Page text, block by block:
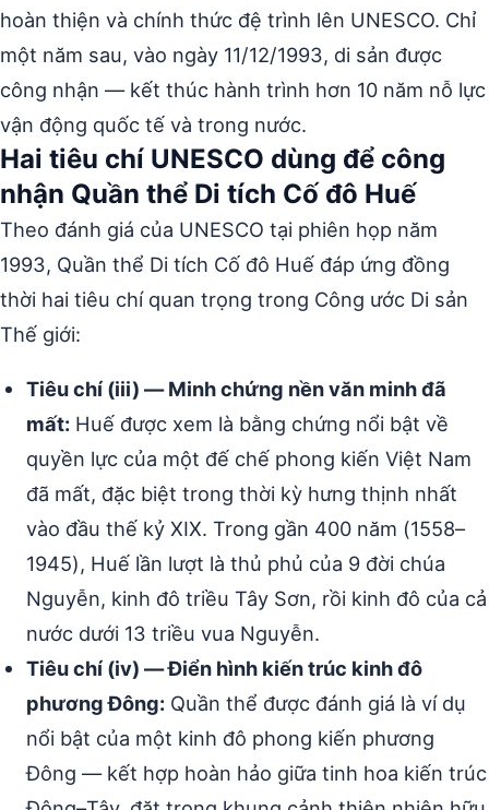
hoàn thiện và chính thức đệ trình lên UNESCO. Chỉ
một năm sau, vào ngày 11/12/1993, di sản được
công nhận — kết thúc hành trình hơn 10 năm nỗ lực
vận động quốc tế và trong nước.
Hai tiêu chí UNESCO dùng để công
nhận Quần thể Di tích Cố đô Huế
Theo đánh giá của UNESCO tại phiên họp năm
1993, Quần thể Di tích Cố đô Huế đáp ứng đồng
thời hai tiêu chí quan trọng trong Công ước Di sản
Thế giới:
Tiêu chí (iii) — Minh chứng nền văn minh đã
mất: Huế được xem là bằng chứng nổi bật về
quyền lực của một đế chế phong kiến Việt Nam
đã mất, đặc biệt trong thời kỳ hưng thịnh nhất
vào đầu thế kỷ XIX. Trong gần 400 năm (1558–
1945), Huế lần lượt là thủ phủ của 9 đời chúa
Nguyễn, kinh đô triều Tây Sơn, rồi kinh đô của cả
nước dưới 13 triều vua Nguyễn.
Tiêu chí (iv) — Điển hình kiến trúc kinh đô
phương Đông: Quần thể được đánh giá là ví dụ
nổi bật của một kinh đô phong kiến phương
Đông — kết hợp hoàn hảo giữa tinh hoa kiến trúc